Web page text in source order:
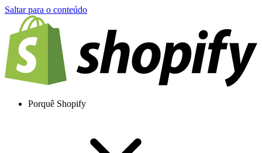
Saltar para o conteúdo
Porquê Shopify